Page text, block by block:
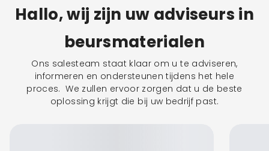
Hallo, wij zijn uw adviseurs in
beursmaterialen
Ons salesteam staat klaar om u te adviseren,
informeren en ondersteunen tijdens het hele
proces. We zullen ervoor zorgen dat u de beste
oplossing krijgt die bij uw bedrijf past.